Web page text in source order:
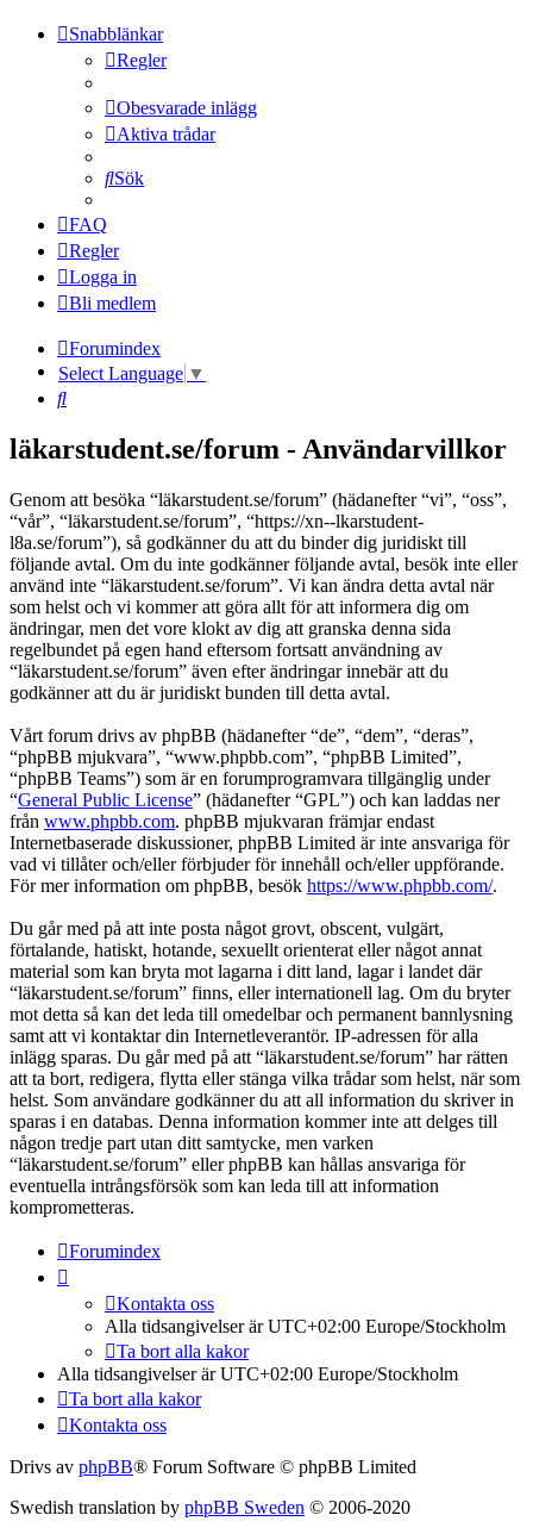
Snabblänkar
Regler
Obesvarade inlägg
Aktiva trådar
Sök
FAQ
Regler
Logga in
Bli medlem
Forumindex
Select Language ▼
Sök
läkarstudent.se/forum - Användarvillkor
Genom att besöka “läkarstudent.se/forum” (hädanefter “vi”, “oss”,
“vår”, “läkarstudent.se/forum”, “https://xn--lkarstudent-
l8a.se/forum”), så godkänner du att du binder dig juridiskt till
följande avtal. Om du inte godkänner följande avtal, besök inte eller
använd inte “läkarstudent.se/forum”. Vi kan ändra detta avtal när
som helst och vi kommer att göra allt för att informera dig om
ändringar, men det vore klokt av dig att granska denna sida
regelbundet på egen hand eftersom fortsatt användning av
“läkarstudent.se/forum” även efter ändringar innebär att du
godkänner att du är juridiskt bunden till detta avtal.
Vårt forum drivs av phpBB (hädanefter “de”, “dem”, “deras”,
“phpBB mjukvara”, “www.phpbb.com”, “phpBB Limited”,
“phpBB Teams”) som är en forumprogramvara tillgänglig under
“General Public License” (hädanefter “GPL”) och kan laddas ner
från www.phpbb.com. phpBB mjukvaran främjar endast
Internetbaserade diskussioner, phpBB Limited är inte ansvariga för
vad vi tillåter och/eller förbjuder för innehåll och/eller uppförande.
För mer information om phpBB, besök https://www.phpbb.com/.
Du går med på att inte posta något grovt, obscent, vulgärt,
förtalande, hatiskt, hotande, sexuellt orienterat eller något annat
material som kan bryta mot lagarna i ditt land, lagar i landet där
“läkarstudent.se/forum” finns, eller internationell lag. Om du bryter
mot detta så kan det leda till omedelbar och permanent bannlysning
samt att vi kontaktar din Internetleverantör. IP-adressen för alla
inlägg sparas. Du går med på att “läkarstudent.se/forum” har rätten
att ta bort, redigera, flytta eller stänga vilka trådar som helst, när som
helst. Som användare godkänner du att all information du skriver in
sparas i en databas. Denna information kommer inte att delges till
någon tredje part utan ditt samtycke, men varken
“läkarstudent.se/forum” eller phpBB kan hållas ansvariga för
eventuella intrångsförsök som kan leda till att information
komprometteras.
Forumindex
Kontakta oss
Alla tidsangivelser är UTC+02:00 Europe/Stockholm
Ta bort alla kakor
Alla tidsangivelser är UTC+02:00 Europe/Stockholm
Ta bort alla kakor
Kontakta oss
Drivs av phpBB® Forum Software © phpBB Limited
Swedish translation by phpBB Sweden © 2006-2020